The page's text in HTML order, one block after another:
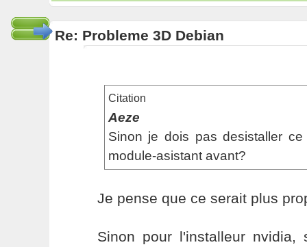
Re: Probleme 3D Debian
Citation
Aeze
Sinon je dois pas desistaller
module-asistant avant?
Je pense que ce serait plus
Sinon pour l'installeur